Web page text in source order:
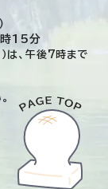
15分
は、午後7時まで